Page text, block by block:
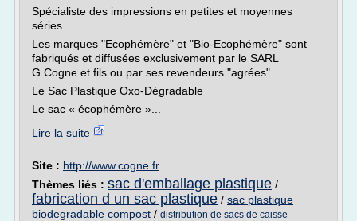
Spécialiste des impressions en petites et moyennes
séries
Les marques "Ecophémère" et "Bio-Ecophémère" sont
fabriqués et diffusées exclusivement par le SARL
G.Cogne et fils ou par ses revendeurs "agrées".
Le Sac Plastique Oxo-Dégradable
Le sac « écophémère »...
Lire la suite
Site : http://www.cogne.fr
Thèmes liés : sac d'emballage plastique /
fabrication d un sac plastique / sac plastique
biodegradable compost / distribution de sacs de caisse